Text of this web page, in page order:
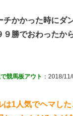
チかかった時にダ
９勝でおわったか
競馬板アウト ：2018/
は1人気でヘマし